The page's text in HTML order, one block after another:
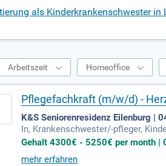
als Kinderkrankenschwester in
Arbeitszeit Homeoffice
Pflegefachkraft (m/w/d) -
K&S Seniorenresidenz Eilenburg |
In, Krankenschwester/-pfleger,
Gehalt 4300€ - 5250€ per month |
mehr erfahren